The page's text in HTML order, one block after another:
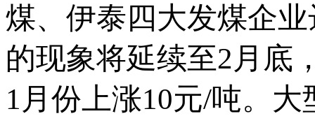
煤、伊泰四大发煤企
的现象将延续至2月底
1月份上涨10元/吨。